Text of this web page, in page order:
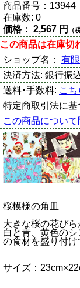
商品番号： 13944
在庫数: 0
価格： 2,567 円 （
この商品は在庫切
ショップ名： 有
決済方法: 銀行振
送料･手数料: こ
特定商取引法に基
この商品につい
桜模様の角皿
大きな桜の花びら
白と青、黄色の
の食材を盛り付け
サイズ：